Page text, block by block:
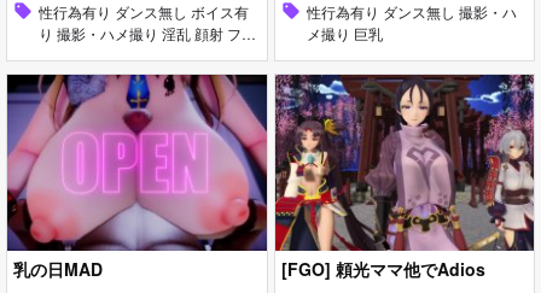
sell 性行為有り ダンス無し ボイス有
り 撮影・ハメ撮り 淫乱 顔射 フェ
ラ
sell 性行為有り ダンス無し 撮影・ハ
メ撮り 巨乳
乳の日MAD [FGO] 頼光ママ他でAdios